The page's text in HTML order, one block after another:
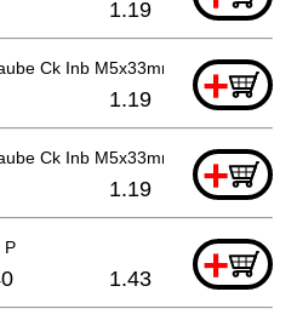
1.19
Ck Inb M5x33mm +
1.19
Ck Inb M5x33mm +
1.19
P +
1.43